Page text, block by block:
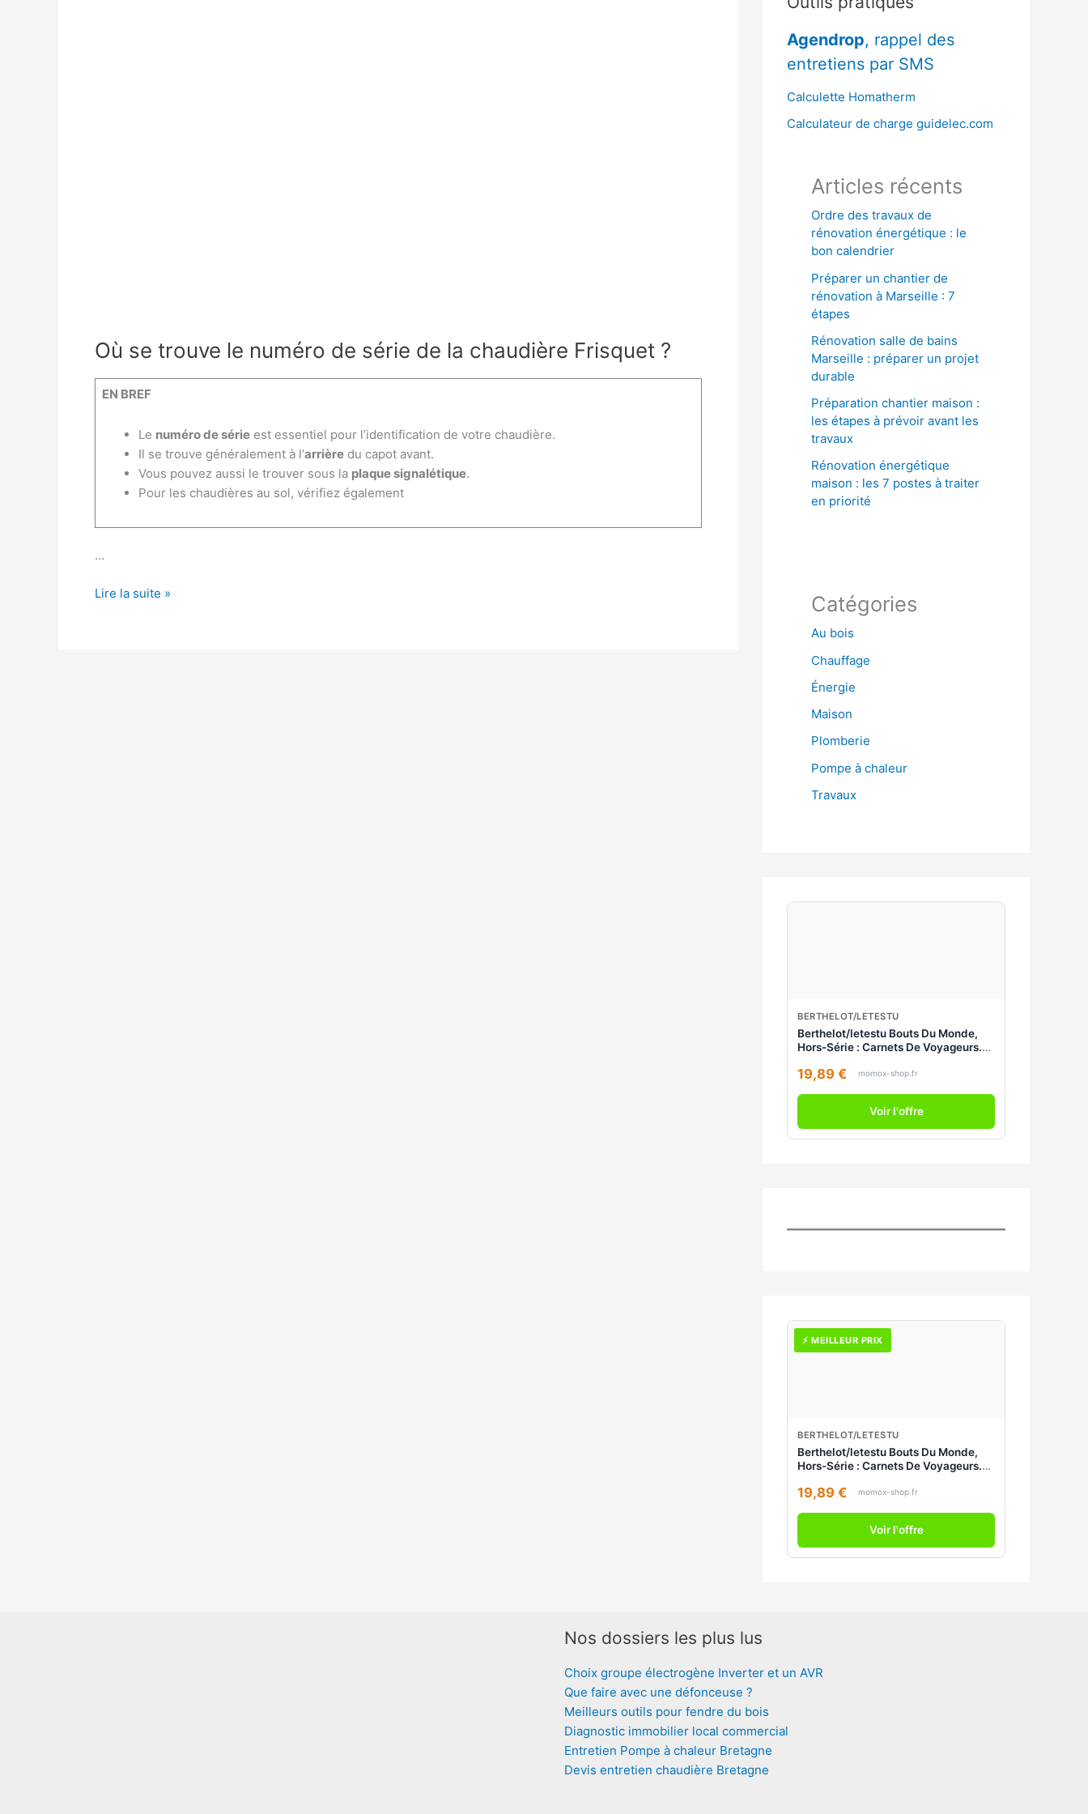
Où se trouve le numéro de série de la chaudière Frisquet ?
EN BREF
Le numéro de sérieest essentiel pour l’identification de votre chaudière.
Il se trouve généralement à l’arrièredu capot avant.
Vous pouvez aussi le trouver sous la plaque signalétique.
Pour les chaudières au sol, vérifiez également
…
Où
Lire la suite »
c
h
e
r
Agendrop, rappel des
entretiens par SMS
Calculette Homatherm
Calculateur de charge guidelec.com
Articles récents
Ordre des travaux de
rénovation énergétique : le
bon calendrier
Préparer un chantier de
rénovation à Marseille : 7
étapes
Rénovation salle de bains
Marseille : préparer un projet
durable
Préparation chantier maison :
les étapes à prévoir avant les
travaux
Rénovation énergétique
maison : les 7 postes à traiter
en priorité
Catégories
Au bois
Chauffage
Énergie
Maison
Plomberie
Pompe à chaleur
Travaux
BERTHELOT/LETESTU
Berthelot/letestu Bouts Du Monde,
Hors-Série : Carnets De Voyageurs.
Bouts Du Monde : Numéros 1 À 50
19,89 € momox-shop.fr
Voir l'offre
⚡ MEILLEUR PRIX
BERTHELOT/LETESTU
Berthelot/letestu Bouts Du Monde,
Hors-Série : Carnets De Voyageurs.
Bouts Du Monde : Numéros 1 À 50
19,89 € momox-shop.fr
Voir l'offre
Nos dossiers les plus lus
Choix groupe électrogène Inverter et un AVR
Que faire avec une défonceuse ?
Meilleurs outils pour fendre du bois
Diagnostic immobilier local commercial
Entretien Pompe à chaleur Bretagne
Devis entretien chaudière Bretagne